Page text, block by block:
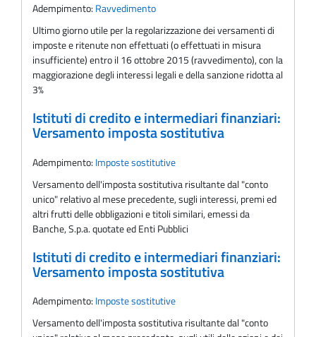
Adempimento: Ravvedimento
Ultimo giorno utile per la regolarizzazione dei versamenti di
imposte e ritenute non effettuati (o effettuati in misura
insufficiente) entro il 16 ottobre 2015 (ravvedimento), con la
maggiorazione degli interessi legali e della sanzione ridotta al
3%
Istituti di credito e intermediari finanziari:
Versamento imposta sostitutiva
Adempimento: Imposte sostitutive
Versamento dell'imposta sostitutiva risultante dal "conto
unico" relativo al mese precedente, sugli interessi, premi ed
altri frutti delle obbligazioni e titoli similari, emessi da
Banche, S.p.a. quotate ed Enti Pubblici
Istituti di credito e intermediari finanziari:
Versamento imposta sostitutiva
Adempimento: Imposte sostitutive
Versamento dell'imposta sostitutiva risultante dal "conto